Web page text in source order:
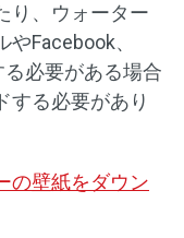
り、ウォーター
Facebook、
必要がある場合
する必要があり
の壁紙をダウン